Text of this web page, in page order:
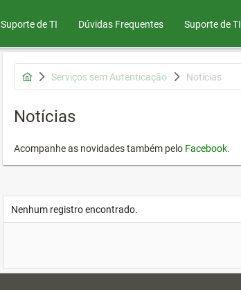
Suporte de TI Dúvidas Frequentes Suporte de TI
Serviços sem Autenticação Notícias
Notícias
Acompanhe as novidades também pelo Facebook.
Nenhum registro encontrado.